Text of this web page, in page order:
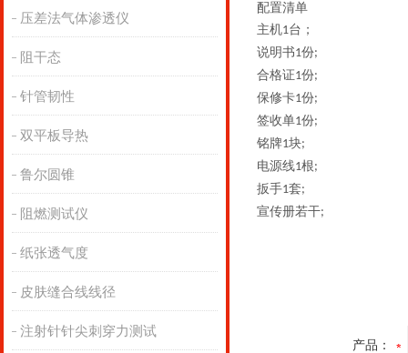
压差法气体渗透仪
阻干态
针管韧性
双平板导热
鲁尔圆锥
阻燃测试仪
纸张透气度
皮肤缝合线线径
注射针针尖刺穿力测试
配置清单
主机1台；
说明书1份;
合格证1份;
保修卡1份;
签收单1份;
铭牌1块;
电源线1根;
扳手1套;
宣传册若干;
产品：